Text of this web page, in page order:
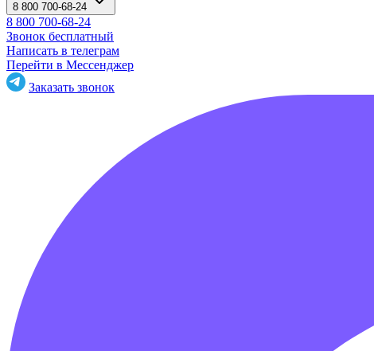
8 800 700-68-24
8 800 700-68-24
Звонок бесплатный
Написать в телеграм
Перейти в Мессенджер
Заказать звонок